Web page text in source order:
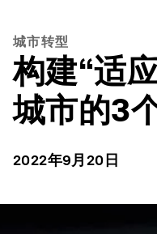
城市转型
构建“适
城市的3
2022年9月20日